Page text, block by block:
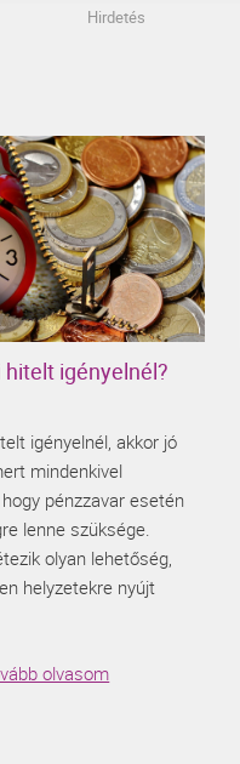
Hirdetés
hitelt igényelnél?
igényelnél, akkor jó
mindenkivel
pénzzavar esetén
lenne szüksége.
olyan lehetőség,
helyzetekre nyújt
olvasom